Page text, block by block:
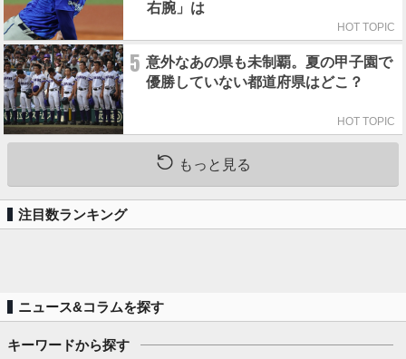
右腕」は
HOT TOPIC
5 意外なあの県も未制覇。夏の甲子園で
優勝していない都道府県はどこ？
HOT TOPIC
もっと見る
注目数ランキング
ニュース&コラムを探す
キーワードから探す